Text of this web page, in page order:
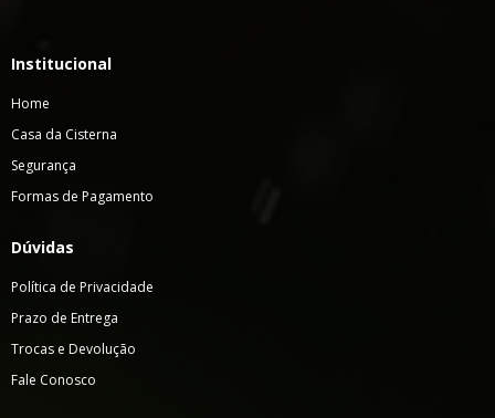
Institucional
Home
Casa da Cisterna
Segurança
Formas de Pagamento
Dúvidas
Política de Privacidade
Prazo de Entrega
Trocas e Devolução
Fale Conosco